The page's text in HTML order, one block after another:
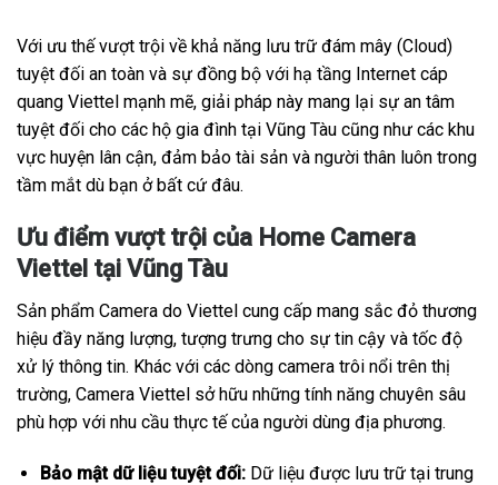
Với ưu thế vượt trội về khả năng lưu trữ đám mây (Cloud)
tuyệt đối an toàn và sự đồng bộ với hạ tầng Internet cáp
quang Viettel mạnh mẽ, giải pháp này mang lại sự an tâm
tuyệt đối cho các hộ gia đình tại Vũng Tàu cũng như các khu
vực huyện lân cận, đảm bảo tài sản và người thân luôn trong
tầm mắt dù bạn ở bất cứ đâu.
Ưu điểm vượt trội của Home Camera
Viettel tại Vũng Tàu
Sản phẩm Camera do Viettel cung cấp mang sắc đỏ thương
hiệu đầy năng lượng, tượng trưng cho sự tin cậy và tốc độ
xử lý thông tin. Khác với các dòng camera trôi nổi trên thị
trường, Camera Viettel sở hữu những tính năng chuyên sâu
phù hợp với nhu cầu thực tế của người dùng địa phương.
Bảo mật dữ liệu tuyệt đối:Dữ liệu được lưu trữ tại trung